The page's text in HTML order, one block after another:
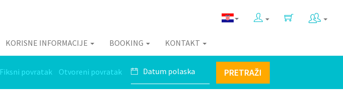
KORISNE INFORMACIJE BOOKING KONTAKT
Fiksni povratak Otvoreni povratak PRETRAŽI